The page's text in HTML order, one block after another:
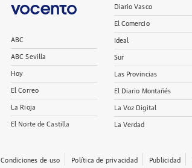
ABC
ABC Sevilla
Hoy
El Correo
La Rioja
El Norte de Castilla
Diario Vasco
El Comercio
Ideal
Sur
Las Provincias
El Diario Montañés
La Voz Digital
La Verdad
Condiciones de uso Política de privacidad Publicidad